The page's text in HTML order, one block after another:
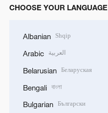
CHOOSE YOUR LANGUAGE
Albanian Shqip
Arabic العربية
Belarusian Беларуская
Bengali বাংলা
Bulgarian Български